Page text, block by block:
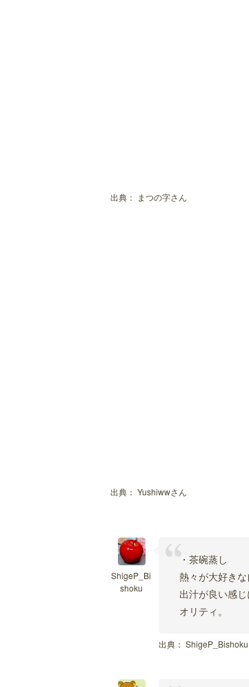
出典： まつの字さん
出典： Yushiwwさん
ShigeP_Bi
shoku
・茶碗蒸し
熱々が大好き
出汁が良い感
オリティ。
出典： ShigeP_Bishoku